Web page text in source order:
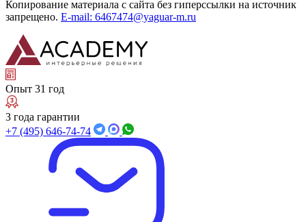
Копирование материала с сайта без гиперссылки на источник
запрещено. E-mail: 6467474@yaguar-m.ru
Опыт 31 год
3 года гарантии
+7 (495) 646-74-74